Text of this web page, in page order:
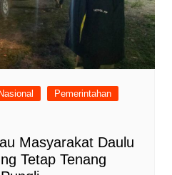
Nasional
Pemerintahan
Masyarakat Daulu
Tetap Tenang